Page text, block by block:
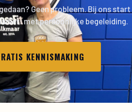
Geen probleem. Bij ons start
met persoonlijke begeleiding.
KENNISMAKING